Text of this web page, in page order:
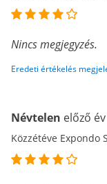
Nincs megjegyzés.
Eredeti értékelés
Névtelen előző év
Közzétéve Expondo